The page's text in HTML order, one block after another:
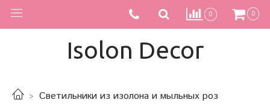
0 0
Isolon Decor
Светильники из изолона и мыльных роз